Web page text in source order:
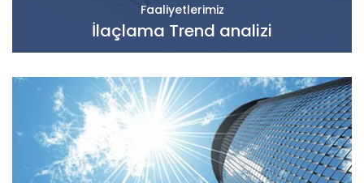
Faaliyetlerimiz
İlaçlama Trend analizi